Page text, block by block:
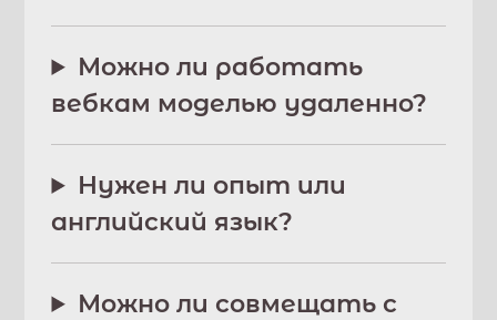
Можно ли работать
вебкам моделью удаленно?
Нужен ли опыт или
английский язык?
Можно ли совмещать с